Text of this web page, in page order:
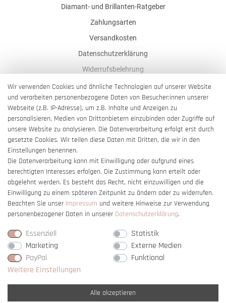
Diamant- und Brillanten-Ratgeber
Zahlungsarten
Versandkosten
Datenschutzerklärung
Widerrufsbelehrung
AGB
Impressum
Barrierefreiheitserklärung
Vertrag widerrufen
Wir verwenden Cookies und ähnliche Technologien auf unserer Website
und verarbeiten personenbezogene Daten von Besucher:innen unserer
Webseite (z.B. IP-Adresse), um z.B. Inhalte und Anzeigen zu
personalisieren, Medien von Drittanbietern einzubinden oder Zugriffe auf
unsere Website zu analysieren. Die Datenverarbeitung erfolgt erst durch
gesetzte Cookies. Wir teilen diese Daten mit Dritten, die wir in den
Einstellungen benennen.
Die Datenverarbeitung kann mit Einwilligung oder aufgrund eines
berechtigten Interesses erfolgen. Die Zustimmung kann erteilt oder
abgelehnt werden. Es besteht das Recht, nicht einzuwilligen und die
Einwilligung zu einem späteren Zeitpunkt zu ändern oder zu widerrufen.
Beachten Sie unser Impressum und weitere Hinweise zur Verwendung
personenbezogener Daten in unserer Daten­schutz­erklärung.
Essenziell
Statistik
Marketing
Externe Medien
PayPal
Funktional
Weitere Einstellungen
Alle akzeptieren